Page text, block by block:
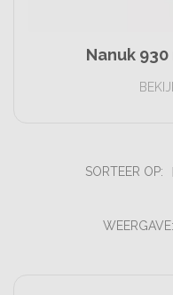
Nanuk
SORTEER OP:
WEERGAVE: